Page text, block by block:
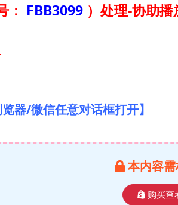
： FBB3099 ） 处理-协助播
器/微信任意对话框打开】
本内容
购买查